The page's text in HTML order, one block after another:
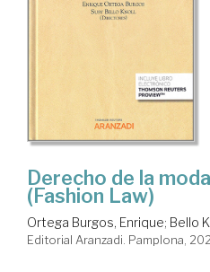
Derecho de la
(Fashion Law)
Ortega Burgos, Enrique; Bello
Editorial Aranzadi. Pamplona,